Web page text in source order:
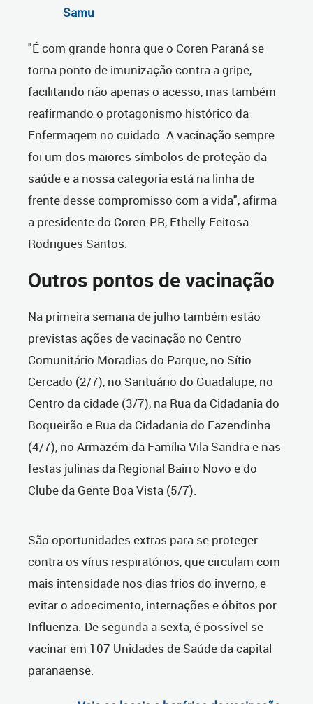
Samu
"É com grande honra que o Coren Paraná se
torna ponto de imunização contra a gripe,
facilitando não apenas o acesso, mas também
reafirmando o protagonismo histórico da
Enfermagem no cuidado. A vacinação sempre
foi um dos maiores símbolos de proteção da
saúde e a nossa categoria está na linha de
frente desse compromisso com a vida", afirma
a presidente do Coren-PR, Ethelly Feitosa
Rodrigues Santos.
Outros pontos de vacinação
Na primeira semana de julho também estão
previstas ações de vacinação no Centro
Comunitário Moradias do Parque, no Sítio
Cercado (2/7), no Santuário do Guadalupe, no
Centro da cidade (3/7), na Rua da Cidadania do
Boqueirão e Rua da Cidadania do Fazendinha
(4/7), no Armazém da Família Vila Sandra e nas
festas julinas da Regional Bairro Novo e do
Clube da Gente Boa Vista (5/7).
São oportunidades extras para se proteger
contra os vírus respiratórios, que circulam com
mais intensidade nos dias frios do inverno, e
evitar o adoecimento, internações e óbitos por
Influenza. De segunda a sexta, é possível se
vacinar em 107 Unidades de Saúde da capital
paranaense.